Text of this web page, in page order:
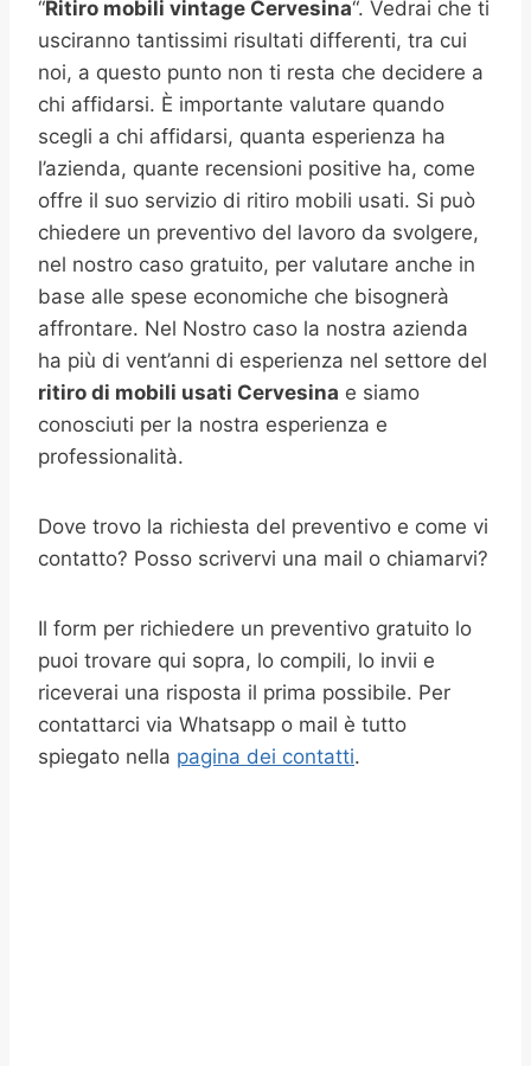
“Ritiro mobili vintage Cervesina“. Vedrai che ti
usciranno tantissimi risultati differenti, tra cui
noi, a questo punto non ti resta che decidere a
chi affidarsi. È importante valutare quando
scegli a chi affidarsi, quanta esperienza ha
l’azienda, quante recensioni positive ha, come
offre il suo servizio di ritiro mobili usati. Si può
chiedere un preventivo del lavoro da svolgere,
nel nostro caso gratuito, per valutare anche in
base alle spese economiche che bisognerà
affrontare. Nel Nostro caso la nostra azienda
ha più di vent’anni di esperienza nel settore del
ritiro di mobili usati Cervesina e siamo
conosciuti per la nostra esperienza e
professionalità.
Dove trovo la richiesta del preventivo e come vi
contatto? Posso scrivervi una mail o chiamarvi?
Il form per richiedere un preventivo gratuito lo
puoi trovare qui sopra, lo compili, lo invii e
riceverai una risposta il prima possibile. Per
contattarci via Whatsapp o mail è tutto
spiegato nella pagina dei contatti.